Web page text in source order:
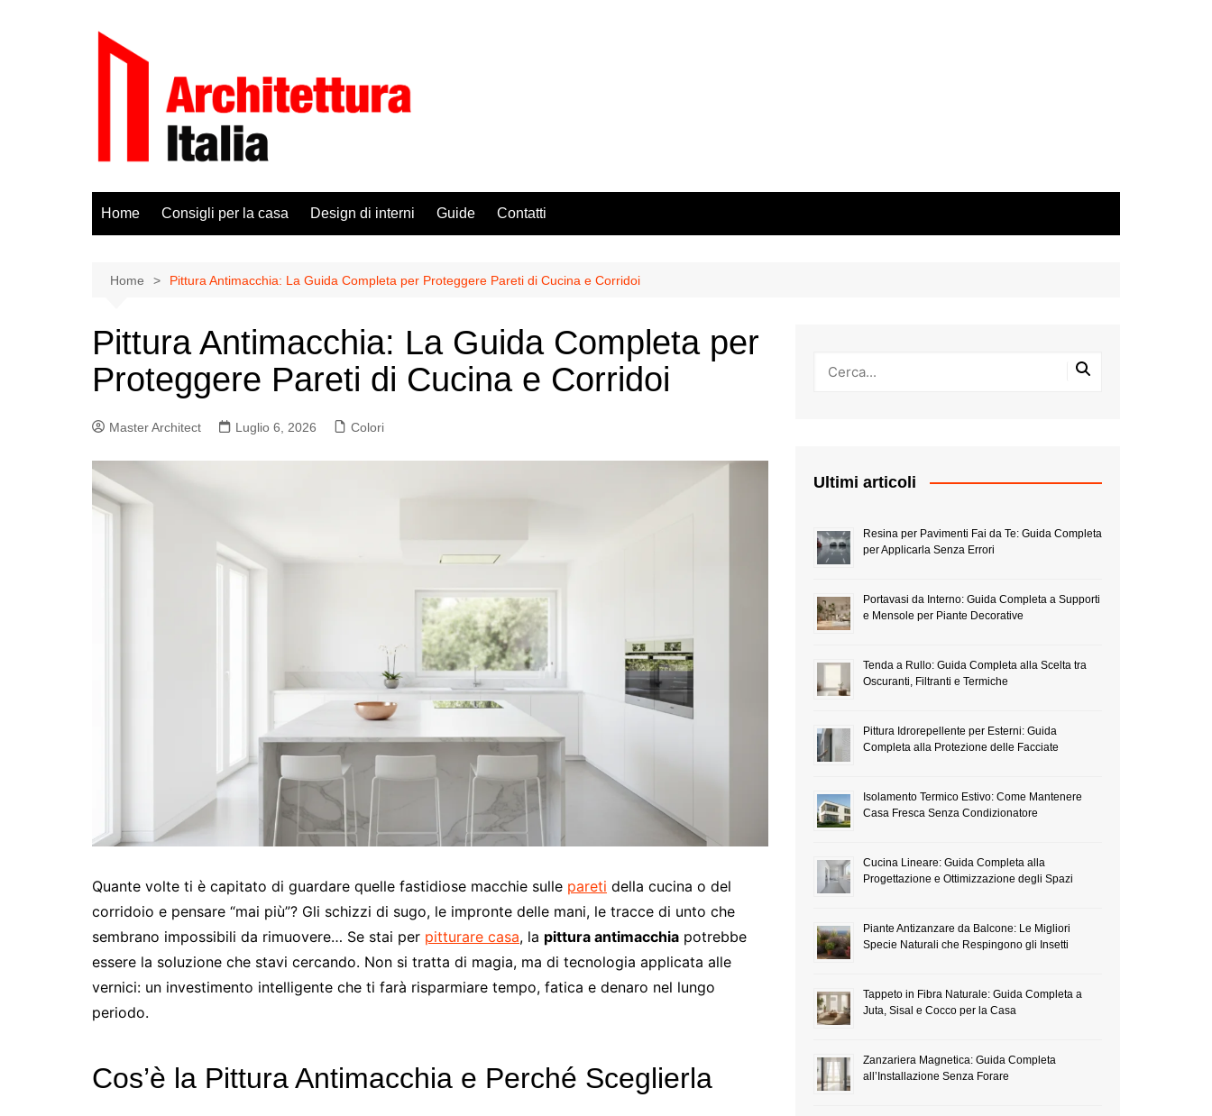
Home Consigli per la casa Design di interni Guide Contatti
Home Pittura Antimacchia: La Guida Completa per Proteggere Pareti di Cucina e Corridoi
Pittura Antimacchia: La Guida Completa per
Proteggere Pareti di Cucina e Corridoi
Master Architect Luglio 6, 2026 Colori
Quante volte ti è capitato di guardare quelle fastidiose macchie sulle pareti della cucina o del
corridoio e pensare “mai più”? Gli schizzi di sugo, le impronte delle mani, le tracce di unto che
sembrano impossibili da rimuovere… Se stai per pitturare casa, la pittura antimacchia potrebbe
essere la soluzione che stavi cercando. Non si tratta di magia, ma di tecnologia applicata alle
vernici: un investimento intelligente che ti farà risparmiare tempo, fatica e denaro nel lungo
periodo.
Cos’è la Pittura Antimacchia e Perché Sceglierla
Ultimi articoli
Resina per Pavimenti Fai da Te: Guida Completa
per Applicarla Senza Errori
Portavasi da Interno: Guida Completa a Supporti
e Mensole per Piante Decorative
Tenda a Rullo: Guida Completa alla Scelta tra
Oscuranti, Filtranti e Termiche
Pittura Idrorepellente per Esterni: Guida
Completa alla Protezione delle Facciate
Isolamento Termico Estivo: Come Mantenere
Casa Fresca Senza Condizionatore
Cucina Lineare: Guida Completa alla
Progettazione e Ottimizzazione degli Spazi
Piante Antizanzare da Balcone: Le Migliori
Specie Naturali che Respingono gli Insetti
Tappeto in Fibra Naturale: Guida Completa a
Juta, Sisal e Cocco per la Casa
Zanzariera Magnetica: Guida Completa
all’Installazione Senza Forare